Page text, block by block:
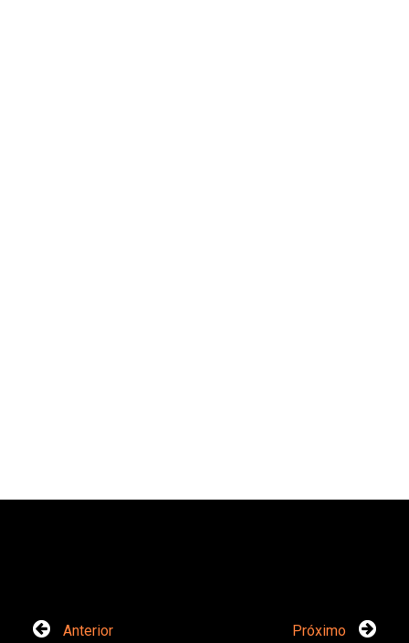
Anterior Próximo